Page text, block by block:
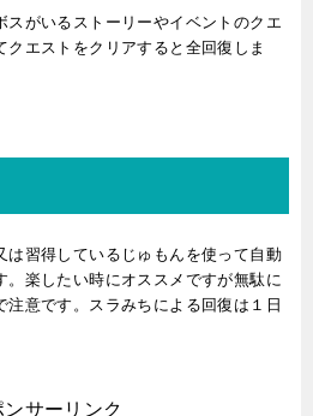
スがいるストーリーやイベントのクエ
クエストをクリアすると全回復しま
は習得しているじゅもんを使って自動
。楽したい時にオススメですが無駄に
注意です。スラみちによる回復は１日
ンサーリンク